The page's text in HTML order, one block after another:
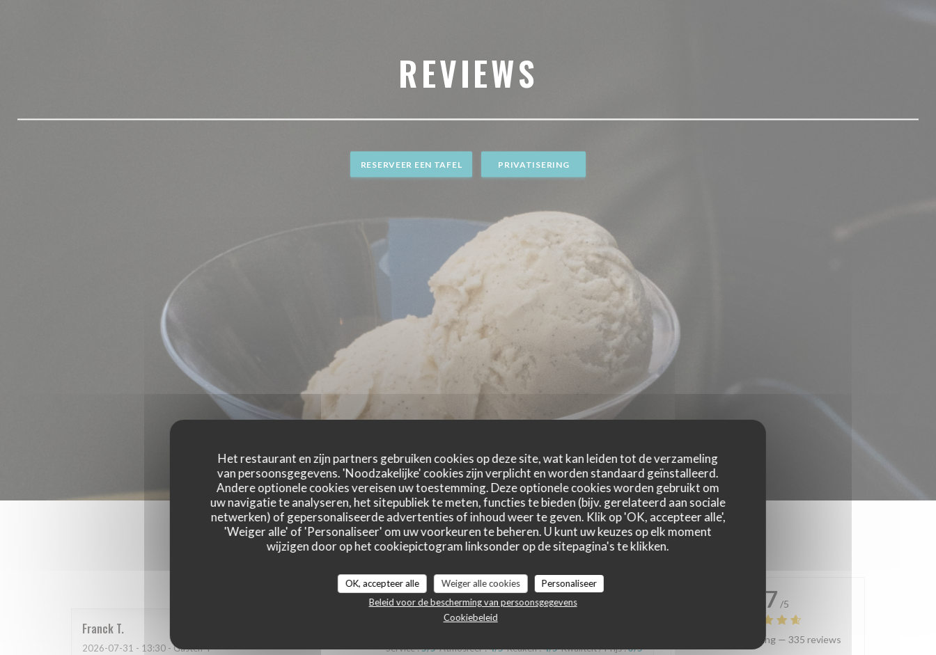
Het restaurant en zijn partners gebruiken cookies op deze site, wat kan leiden tot de verzameling
van persoonsgegevens. 'Noodzakelijke' cookies zijn verplicht en worden standaard geïnstalleerd.
Andere optionele cookies vereisen uw toestemming. Deze optionele cookies worden gebruikt om
uw navigatie te analyseren, het sitepubliek te meten, functies te bieden (bijv. gerelateerd aan sociale
netwerken) of gepersonaliseerde advertenties of inhoud weer te geven. Klik op 'OK, accepteer alle',
'Weiger alle' of 'Personaliseer' om uw voorkeuren te beheren. U kunt uw keuzes op elk moment
wijzigen door op het cookiepictogram linksonder op de sitepagina's te klikken.
OK, accepteer alle Weiger alle cookies
Personaliseer
Beleid voor de bescherming van persoonsgegevens
Cookiebeleid
REVIEWS
RESERVEER EEN TAFEL PRIVATISERING
Onze gastbeoordelingen
Franck T
2026-07-31 - 13:30 - Gasten 4 Service:5/5 Atmosfeer:4/5 Keuken:4/5 Kwaliteit / Prijs:3/5
4.7 /5
Gemiddelde rating — 335 reviews